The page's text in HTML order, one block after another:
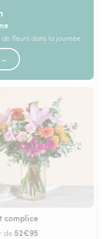
fleurs dans la journée
→
complice
de 52€95